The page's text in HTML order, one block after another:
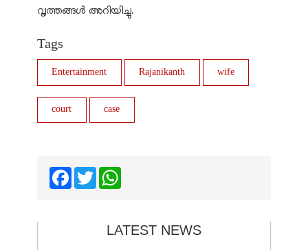
വൃത്തങ്ങള്‍ അറിയിച്ചു.
Tags
Entertainment Rajanikanth wife
court case
FacebookTwitter
LATEST NEWS